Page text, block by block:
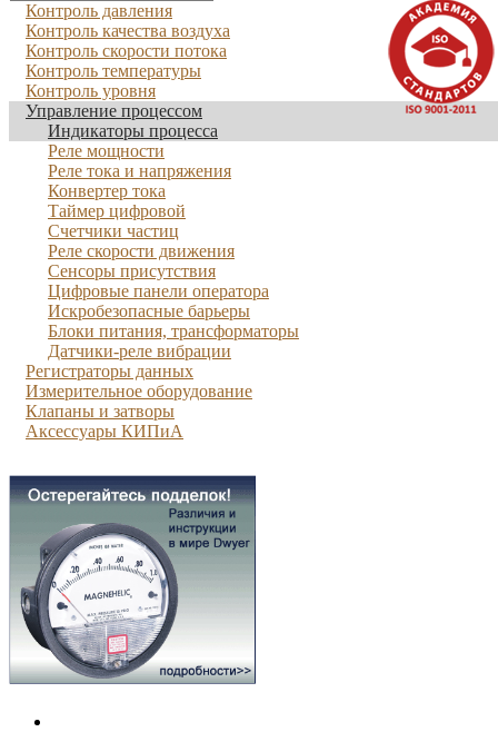
Контроль давления
Контроль качества воздуха
Контроль скорости потока
Контроль температуры
Контроль уровня
Управление процессом
Индикаторы процесса
Реле мощности
Реле тока и напряжения
Конвертер тока
Таймер цифровой
Счетчики частиц
Реле скорости движения
Сенсоры присутствия
Цифровые панели оператора
Искробезопасные барьеры
Блоки питания, трансформаторы
Датчики-реле вибрации
Регистраторы данных
Измерительное оборудование
Клапаны и затворы
Аксессуары КИПиА